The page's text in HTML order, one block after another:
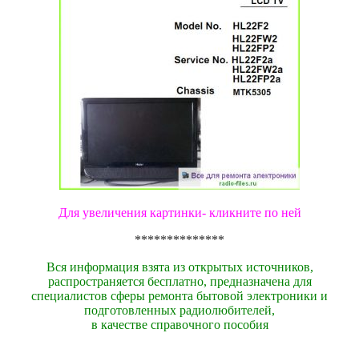
Для увеличения картинки- кликните по ней
**************
Вся информация взята из открытых источников,
распространяется бесплатно, предназначена для
специалистов сферы ремонта бытовой электроники и
подготовленных радиолюбителей,
в качестве справочного пособия